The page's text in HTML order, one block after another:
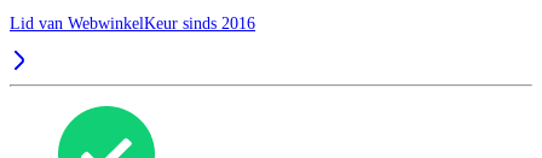
Lid van WebwinkelKeur sinds 2016